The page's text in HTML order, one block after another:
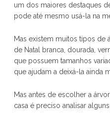
um dos maiores destaques
pode até mesmo usá-la na
Mas existem muitos tipos de
de Natal branca, dourada,
que possuem tamanhos
que ajudam a deixá-la ainda
Mas antes de escolher a
casa é preciso analisar